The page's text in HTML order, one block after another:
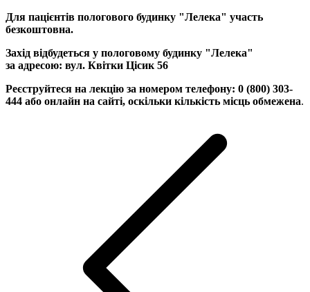
Для пацієнтів пологового будинку "Лелека" участь
безкоштовна.
Захід відбудеться у пологовому будинку "Лелека"
за адресою: вул. Квітки Цісик 56
Реєструйтеся на лекцію за номером телефону: 0 (800) 303-
444 або онлайн на сайті, оскільки кількість місць обмежена.